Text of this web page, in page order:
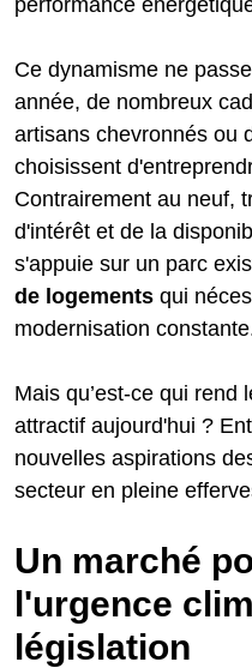
Ce dynamisme ne
année, de nombreux
artisans chevronnés ou
choisissent
Contrairement au neuf,
d'intérêt et de la
s'appuie sur un parc
de logements qui
modernisation
Mais qu’est-ce qui rend
attractif aujourd'hui ?
nouvelles aspirations
secteur en pleine
Un marché
l'urgence
législation